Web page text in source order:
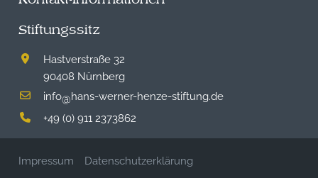
Stiftungssitz
Hastverstraße 32
90408 Nürnberg
info@hans-werner-henze-stiftung.de
+49 (0) 911 2373862
Impressum Datenschutzerklärung